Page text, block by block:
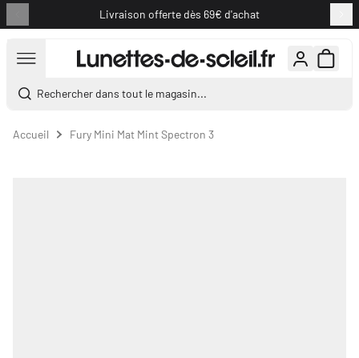
Livraison offerte dès 69€ d'achat
Rechercher dans tout le magasin...
Accueil Fury Mini Mat Mint Spectron 3